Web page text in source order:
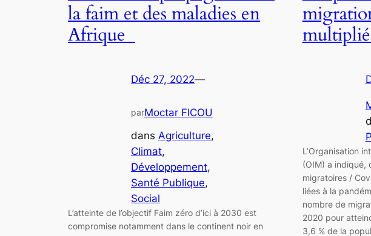
la faim et des maladies en
Afrique
Déc 27, 2022—
parMoctar FICOU
dans Agriculture
Climat
Développement
Santé Publique
Social
L’atteinte de l’objectif Faim zéro d’ici à 2030 est
compromise notamment dans le continent noir en
L’Organisation
(OIM) a indiqué,
migratoires /
liées à la
nombre de
2020 pour
3,6 % de la